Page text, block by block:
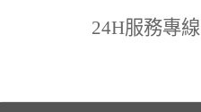
24H服務專線